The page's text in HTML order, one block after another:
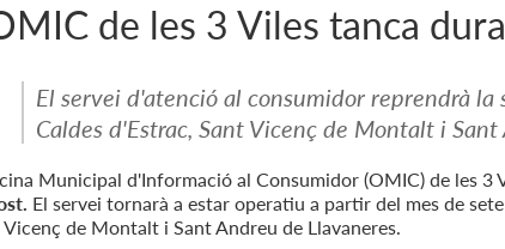
de les 3 Viles tanca
El servei d'atenció al consumidor reprendrà
Caldes d'Estrac, Sant Vicenç de Montalt i
Municipal d'Informació al Consumidor (OMIC) de les 3
El servei tornarà a estar operatiu a partir del mes de
Vicenç de Montalt i Sant Andreu de Llavaneres.